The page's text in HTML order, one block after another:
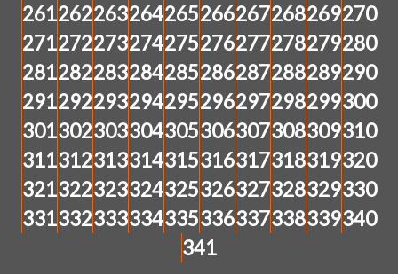
261262263264265266267268269270
271272273274275276277278279280
281282283284285286287288289290
291292293294295296297298299300
301302303304305306307308309310
311312313314315316317318319320
321322323324325326327328329330
331332333334335336337338339340
341